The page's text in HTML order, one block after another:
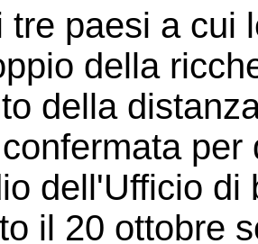
tre paesi a cui
della
della
dell'Ufficio
il 20 ottobre